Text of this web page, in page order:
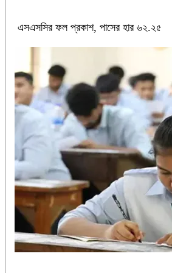
এসএসসির ফল প্রকাশ, পাসের হার ৬২.২৫